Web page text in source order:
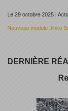
Le 29 octobre 2025 | Actu
Nouveau module Jinko
DERNIÈRE